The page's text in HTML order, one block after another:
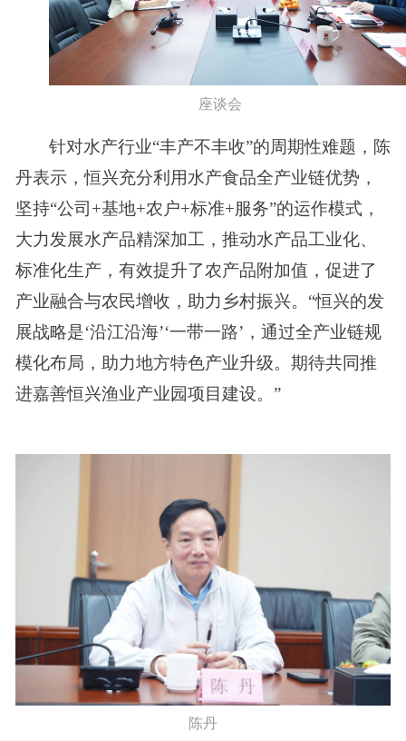
座谈会
针对水产行业“丰产不丰收”的周期性难题，陈
丹表示，恒兴充分利用水产食品全产业链优势，
坚持“公司+基地+农户+标准+服务”的运作模式，
大力发展水产品精深加工，推动水产品工业化、
标准化生产，有效提升了农产品附加值，促进了
产业融合与农民增收，助力乡村振兴。“恒兴的发
展战略是‘沿江沿海’‘一带一路’，通过全产业链规
模化布局，助力地方特色产业升级。期待共同推
进嘉善恒兴渔业产业园项目建设。”
陈丹